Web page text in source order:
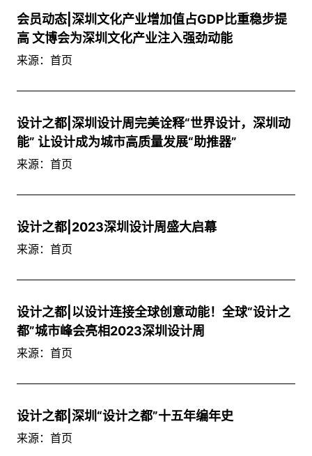
会员动态|深圳文化产业增加值占GDP比重稳步提
高 文博会为深圳文化产业注入强劲动能
来源：首页
设计之都|深圳设计周完美诠释“世界设计，深圳动
能” 让设计成为城市高质量发展“助推器”
来源：首页
设计之都|2023深圳设计周盛大启幕
来源：首页
设计之都|以设计连接全球创意动能！全球“设计之
都”城市峰会亮相2023深圳设计周
来源：首页
设计之都|深圳“设计之都”十五年编年史
来源：首页